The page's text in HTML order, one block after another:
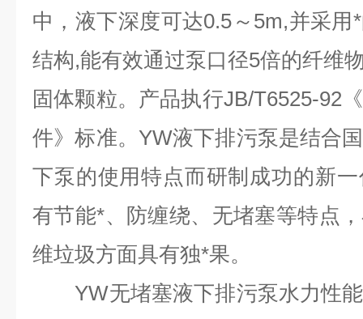
中，液下深度可达0.5～5m,并采
结构,能有效通过泵口径5倍的纤维
固体颗粒。产品执行JB/T6525-92
件》标准。YW液下排污泵是结合
下泵的使用特点而研制成功的新
有节能*、防缠绕、无堵塞等特点
维垃圾方面具有独*果。
YW无堵塞液下排污泵水力性能